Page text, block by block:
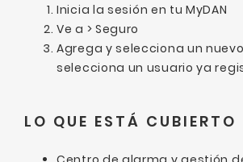
Inicia la sesión en tu MyDAN
Ve a > Seguro
Agrega y selecciona un
selecciona un usuario ya
LO QUE ESTÁ CUBIERTO